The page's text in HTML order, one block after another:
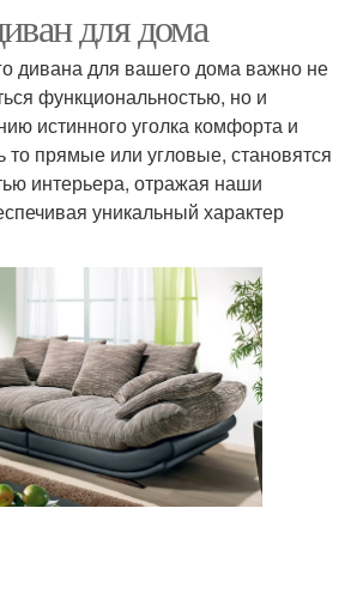
для дома
дивана для вашего дома важно не
функциональностью, но и
истинного уголка комфорта и
то прямые или угловые, становятся
интерьера, отражая наши
уникальный характер